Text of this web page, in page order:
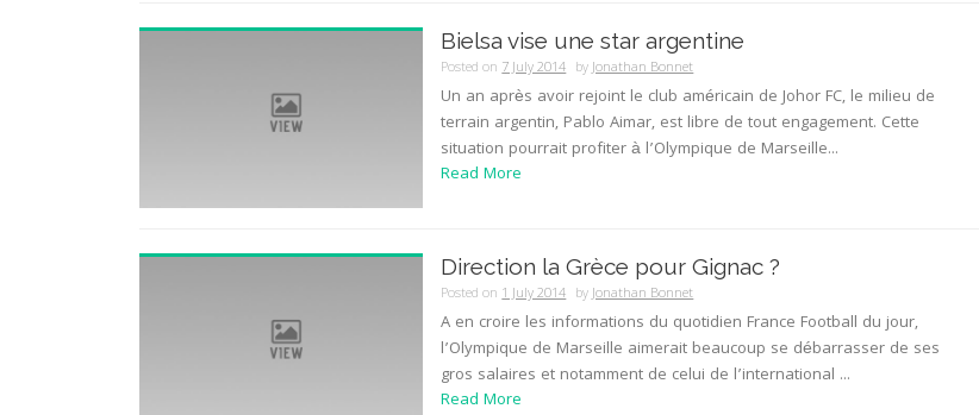
Bielsa vise une star argentine
Posted on7 July 2014 byJonathan Bonnet
Un an après avoir rejoint le club américain de Johor FC, le milieu de
terrain argentin, Pablo Aimar, est libre de tout engagement. Cette
situation pourrait profiter à l’Olympique de Marseille...
Read More
Direction la Grèce pour Gignac ?
Posted on1 July 2014 byJonathan Bonnet
A en croire les informations du quotidien France Football du jour,
l’Olympique de Marseille aimerait beaucoup se débarrasser de ses
gros salaires et notamment de celui de l’international ...
Read More